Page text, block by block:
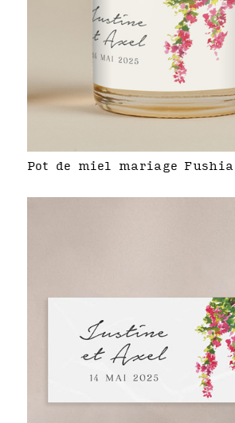
Pot de miel mariage Fushia